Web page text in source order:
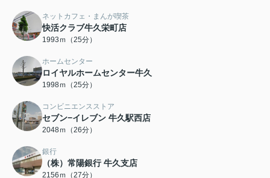
ネットカフェ・まんが喫茶
快活クラブ牛久栄町店
1993ｍ（25分）
ホームセンター
ロイヤルホームセンター牛久
1998ｍ（25分）
コンビニエンスストア
セブン−イレブン 牛久駅西店
2048ｍ（26分）
銀行
（株）常陽銀行 牛久支店
2156ｍ（27分）